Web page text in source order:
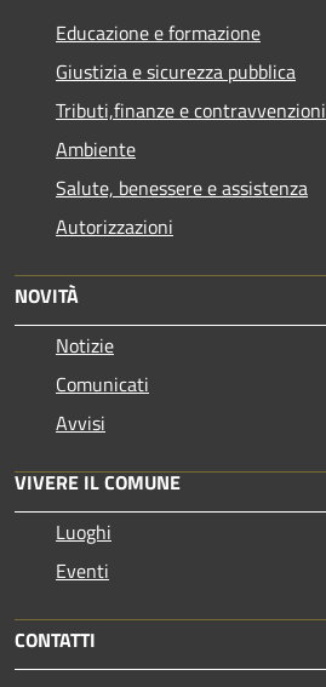
Educazione e formazione
Giustizia e sicurezza pubblica
Tributi,finanze e contravvenzioni
Ambiente
Salute, benessere e assistenza
Autorizzazioni
NOVITÀ
Notizie
Comunicati
Avvisi
VIVERE IL COMUNE
Luoghi
Eventi
CONTATTI